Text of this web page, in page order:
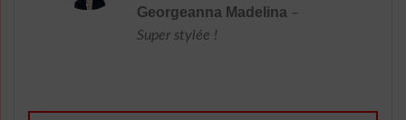
Note5sur
Georgeanna Madelina –
Super stylée !